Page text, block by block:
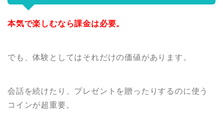
本気で楽しむなら課金は必要。
でも、体験としてはそれだけの価値があります。
会話を続けたり、プレゼントを贈ったりするのに使う
コインが超重要。